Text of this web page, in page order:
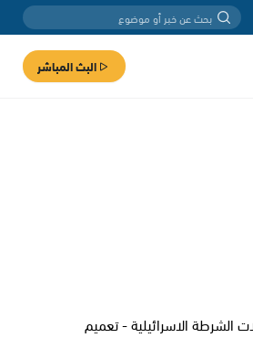
البث المباشر